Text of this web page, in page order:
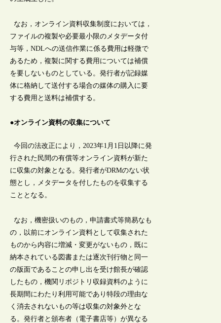
なお，オンライン資料収集制度においては，
ファイルの複製や必要最小限のメタデータ付
与等，NDLへの送信作業に係る費用は軽微で
あるため，複製に関する費用については補償
を要しないものとしている。発行者が記録媒
体に格納して送付する場合の媒体の購入に要
する費用と送料は補償する。
●オンライン資料の収集について
今回の法改正により，2023年1月1日以降に発
行された民間の有償等オンライン資料が新た
に収集の対象となる。発行者がDRMのない状
態とし，メタデータを付したものを収集する
こととなる。
なお，機密扱いのもの，申請書式等簡易なも
の，以前にオンライン資料として収集された
ものから内容に増減・変更がないもの，既に
納本されている図書または逐次刊行物と同一
の版面であることの申し出を受け館長が確認
したもの，機関リポジトリ収録資料のように
長期間にわたり利用可能であり特段の理由な
く消去されないもの等は収集の対象外とな
る。発行者と頒布者（電子書店等）が異なる